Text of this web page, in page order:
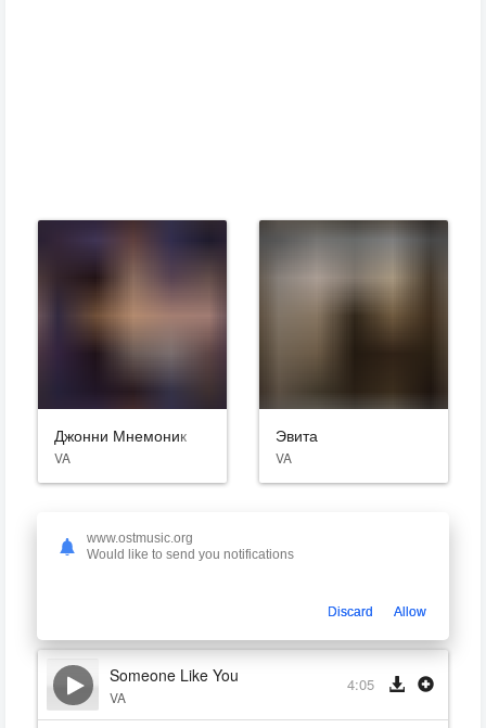
Джонни Мнемоник
VA
Эвита
VA
Французский поцелуй
French Kiss
Someone Like You
VA
4:05
www.ostmusic.org
Would like to send you notifications
Discard Allow